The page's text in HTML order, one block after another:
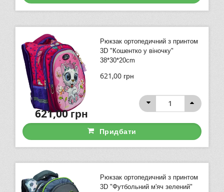
Рюкзак ортопедичний з принтом
3D "Кошентко у віночку"
38*30*20cm
621,00 грн
621,00грн
Придбати
Рюкзак ортопедичний з принтом
3D "Футбольний м'яч зелений"